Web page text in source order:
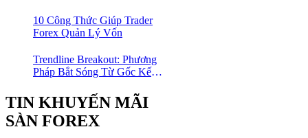
Lần
10 Công Thức Giúp Trader
Forex Quản Lý Vốn
Trendline Breakout: Phương
Pháp Bắt Sóng Từ Gốc Kết
Cho Trader Forex
TIN KHUYẾN MÃI
SÀN FOREX